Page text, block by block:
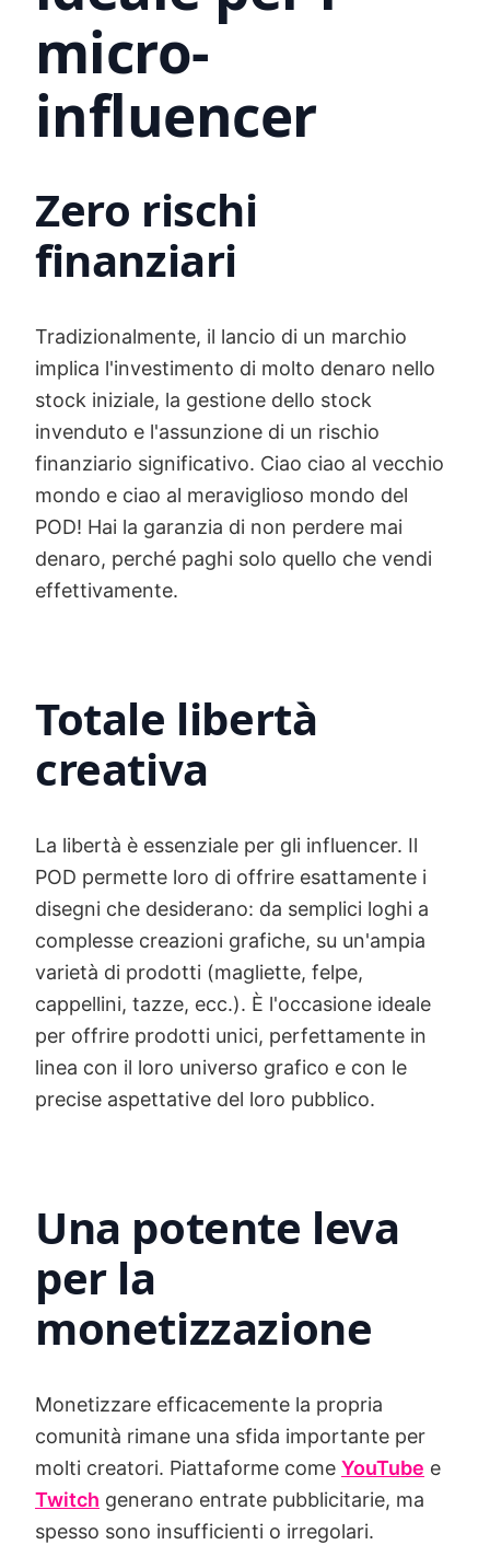
micro-
influencer
Zero rischi
finanziari
Tradizionalmente, il lancio di un marchio
implica l'investimento di molto denaro nello
stock iniziale, la gestione dello stock
invenduto e l'assunzione di un rischio
finanziario significativo. Ciao ciao al vecchio
mondo e ciao al meraviglioso mondo del
POD! Hai la garanzia di non perdere mai
denaro, perché paghi solo quello che vendi
effettivamente.
Totale libertà
creativa
La libertà è essenziale per gli influencer. Il
POD permette loro di offrire esattamente i
disegni che desiderano: da semplici loghi a
complesse creazioni grafiche, su un'ampia
varietà di prodotti (magliette, felpe,
cappellini, tazze, ecc.). È l'occasione ideale
per offrire prodotti unici, perfettamente in
linea con il loro universo grafico e con le
precise aspettative del loro pubblico.
Una potente leva
per la
monetizzazione
Monetizzare efficacemente la propria
comunità rimane una sfida importante per
molti creatori. Piattaforme come YouTube e
Twitch generano entrate pubblicitarie, ma
spesso sono insufficienti o irregolari.